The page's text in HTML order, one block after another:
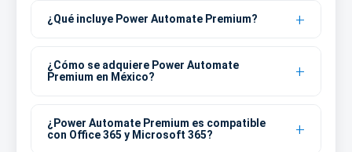
¿Qué incluye Power Automate Premium?
¿Cómo se adquiere Power Automate
Premium en México?
¿Power Automate Premium es compatible
con Office 365 y Microsoft 365?